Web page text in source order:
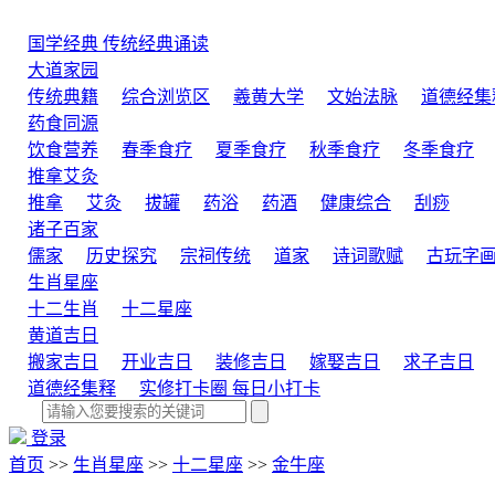
国学经典 传统经典诵读
大道家园
传统典籍
综合浏览区 羲黄大学 文始法脉
道德经集
药食同源
饮食营养
春季食疗 夏季食疗 秋季食疗 冬季食疗
推拿艾灸
推拿
艾灸 拔罐 药浴 药酒 健康综合
刮痧
诸子百家
儒家
历史探究 宗祠传统 道家 诗词歌赋 古玩字画
生肖星座
十二生肖
十二星座
黄道吉日
搬家吉日
开业吉日 装修吉日 嫁娶吉日
求子吉日
道德经集释
实修打卡圈 每日小打卡
登录
首页 >> 生肖星座 >> 十二星座 >> 金牛座